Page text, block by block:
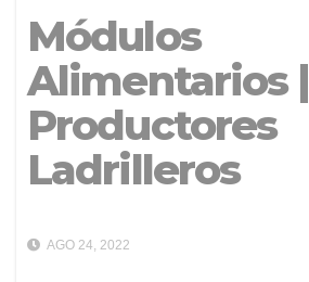
Módulos
Alimentarios |
Productores
Ladrilleros
AGO 24, 2022